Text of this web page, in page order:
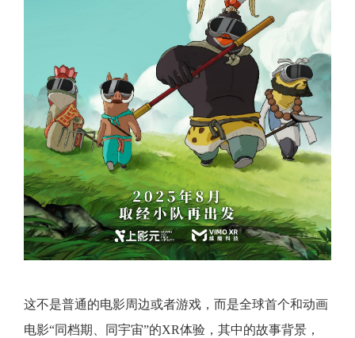
这不是普通的电影周边或者游戏，而是全球首个和动画
电影“同档期、同宇宙”的XR体验，其中的故事背景，